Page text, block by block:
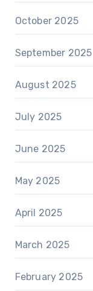
October 2025
September 2025
August 2025
July 2025
June 2025
May 2025
April 2025
March 2025
February 2025